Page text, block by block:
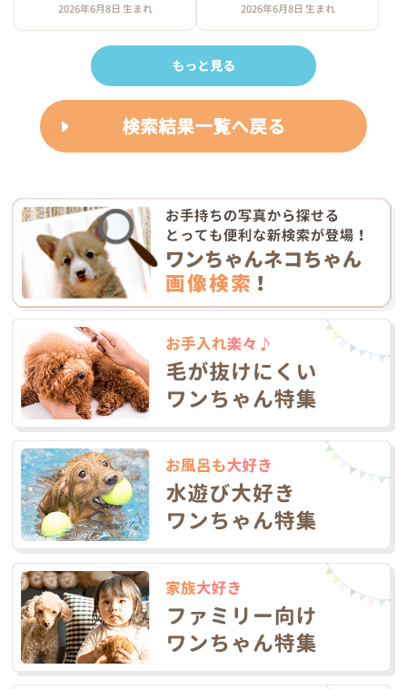
2026年6月8日 生まれ 2026年6月8日 生まれ
もっと見る
検索結果一覧へ戻る